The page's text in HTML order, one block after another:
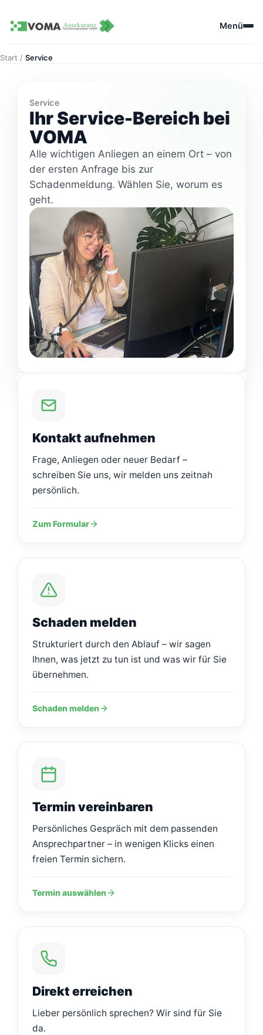
Inhalt
Menü
Start / Service
Service
Ihr Service-Bereich bei
VOMA
Alle wichtigen Anliegen an einem Ort – von
der ersten Anfrage bis zur
Schadenmeldung. Wählen Sie, worum es
geht.
Kontakt aufnehmen
Frage, Anliegen oder neuer Bedarf –
schreiben Sie uns, wir melden uns zeitnah
persönlich.
Zum Formular
Schaden melden
Strukturiert durch den Ablauf – wir sagen
Ihnen, was jetzt zu tun ist und was wir für Sie
übernehmen.
Schaden melden
Termin vereinbaren
Persönliches Gespräch mit dem passenden
Ansprechpartner – in wenigen Klicks einen
freien Termin sichern.
Termin auswählen
Direkt erreichen
Lieber persönlich sprechen? Wir sind für Sie
da.